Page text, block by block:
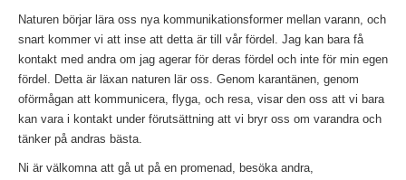
Naturen börjar lära oss nya kommunikationsformer mellan varann, och
snart kommer vi att inse att detta är till vår fördel. Jag kan bara få
kontakt med andra om jag agerar för deras fördel och inte för min egen
fördel. Detta är läxan naturen lär oss. Genom karantänen, genom
oförmågan att kommunicera, flyga, och resa, visar den oss att vi bara
kan vara i kontakt under förutsättning att vi bryr oss om varandra och
tänker på andras bästa.
Ni är välkomna att gå ut på en promenad, besöka andra,